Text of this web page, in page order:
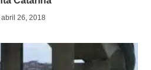
abril 26, 2018